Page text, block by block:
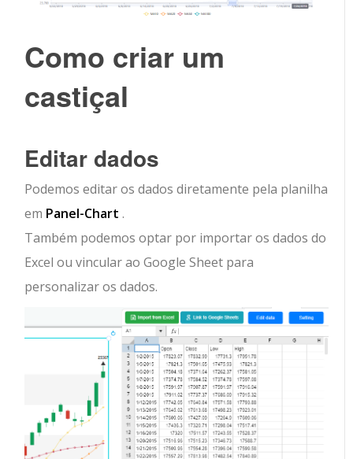
Como criar um
castiçal
Editar dados
Podemos editar os dados diretamente pela planilha
em Panel-Chart .
Também podemos optar por importar os dados do
Excel ou vincular ao Google Sheet para
personalizar os dados.